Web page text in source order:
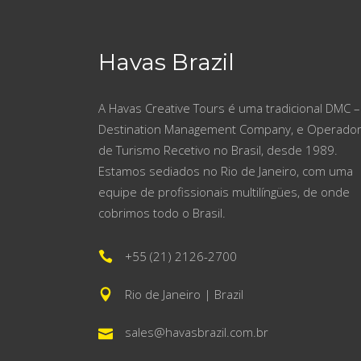
Havas Brazil
A Havas Creative Tours é uma tradicional DMC –
Destination Management Company, e
de Turismo Recetivo no Brasil, desde 1989.
Estamos sediados no Rio de Janeiro, com uma
equipe de profissionais multilíngües, de onde
cobrimos todo o Brasil.
+55 (21) 2126-2700
Rio de Janeiro | Brazil
sales@havasbrazil.com.br